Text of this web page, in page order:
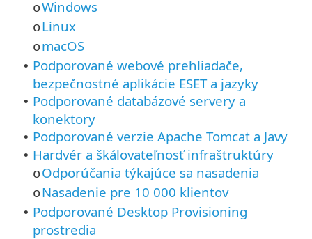
oWindows
oLinux
omacOS
• Podporované webové prehliadače,
bezpečnostné aplikácie ESET a jazyky
• Podporované databázové servery a
konektory
• Podporované verzie Apache Tomcat a Javy
• Hardvér a škálovateľnosť infraštruktúry
oOdporúčania týkajúce sa nasadenia
oNasadenie pre 10 000 klientov
• Podporované Desktop Provisioning
prostredia